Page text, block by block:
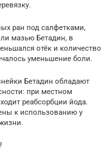
ран под салфетками,
мазью Бетадин, в
отёк и количество
уменьшение боли.
Бетадин обладают
при местном
реабсорбции йода.
к использованию у